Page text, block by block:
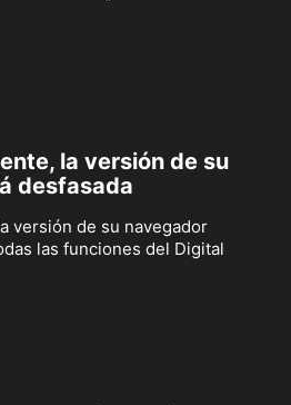
la versión de su
desfasada
versión de su navegador
las funciones del Digital